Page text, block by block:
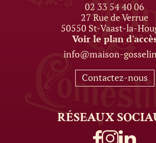
02 33 54 40 06
27 Rue de Verrue
50550 St-Vaast-la-
Voir le plan
info@maison-
Contactez-nous
RÉSEAUX